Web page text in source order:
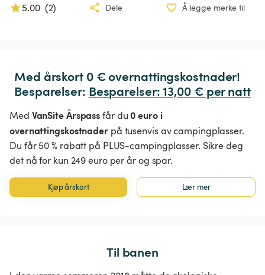
5.00 (2) Dele Å legge merke til
Med årskort 0 € overnattingskostnader!
Besparelser: Besparelser: 13,00 € per natt
Med VanSite Årspassfår du0 euro i
overnattingskostnaderpå tusenvis av campingplasser.
Du får 50 % rabatt på PLUS-campingplasser. Sikre deg
det nå for kun 249 euro per år og spar.
Kjøp årskort Lær mer
Til banen